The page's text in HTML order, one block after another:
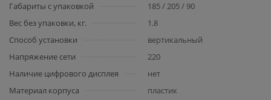
Габариты с упаковкой
185 / 205 / 90
Вес без упаковки, кг.
1.8
Способ установки
вертикальный
Напряжение сети
220
Наличие цифрового дисплея
нет
Материал корпуса
пластик